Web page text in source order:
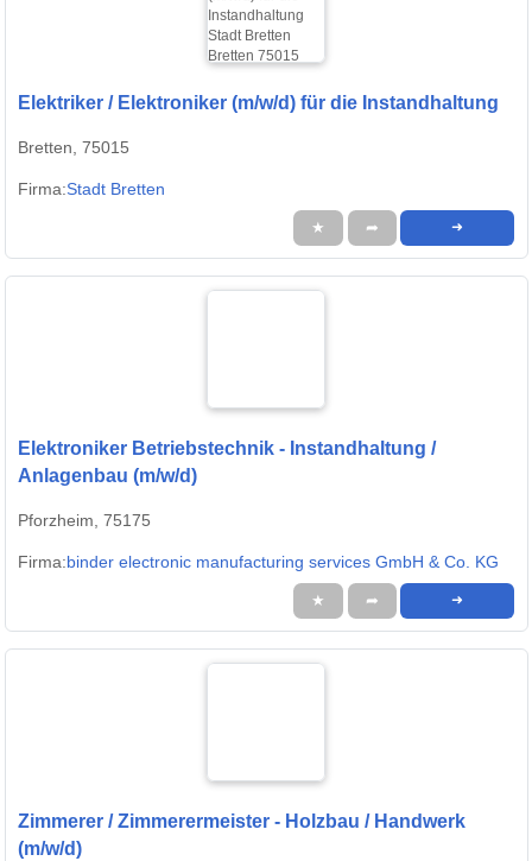
Elektriker / Elektroniker (m/w/d) für die Instandhaltung
Bretten, 75015
Firma:Stadt Bretten
★ ➦ ➜
Elektroniker Betriebstechnik - Instandhaltung /
Anlagenbau (m/w/d)
Pforzheim, 75175
Firma:binder electronic manufacturing services GmbH & Co. KG
★ ➦ ➜
Zimmerer / Zimmerermeister - Holzbau / Handwerk
(m/w/d)